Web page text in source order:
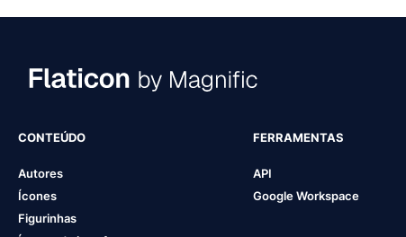
CONTEÚDO
Autores
Ícones
Figurinhas
FERRAMENTAS
API
Google Workspace